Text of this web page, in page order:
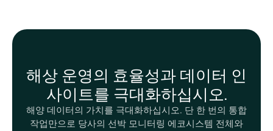
해상 운영의 효율성과 데이터 인
사이트를 극대화하십시오.
해양 데이터의 가치를 극대화하십시오. 단 한 번의 통합
작업만으로 당사의 선박 모니터링 에코시스템 전체와